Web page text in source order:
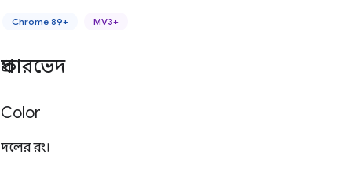
Chrome 89+ MV3+
প্রকারভেদ
Color
দলের রং।